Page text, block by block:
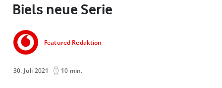
Biels neue Serie
Featured Redaktion
30. Juli 2021 10 min.